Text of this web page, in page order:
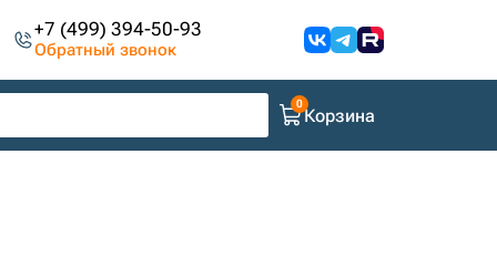
+7 (499) 394-50-93
Обратный звонок
Корзина